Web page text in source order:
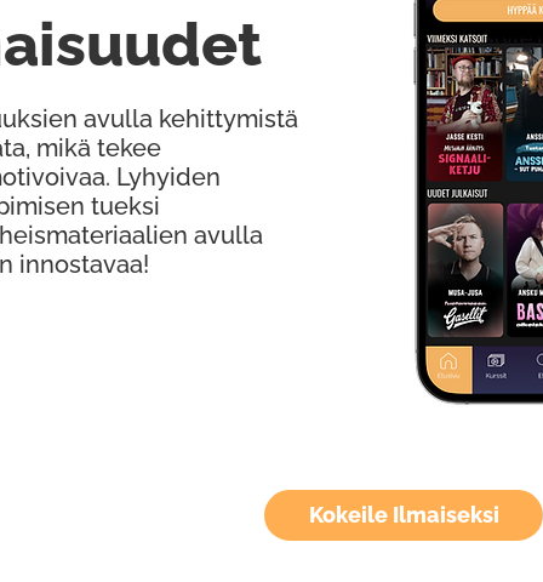
Kokeile Ilmaiseksi
avulla kehittymistä
mikä tekee
Lyhyiden
tueksi
avulla
innostavaa!